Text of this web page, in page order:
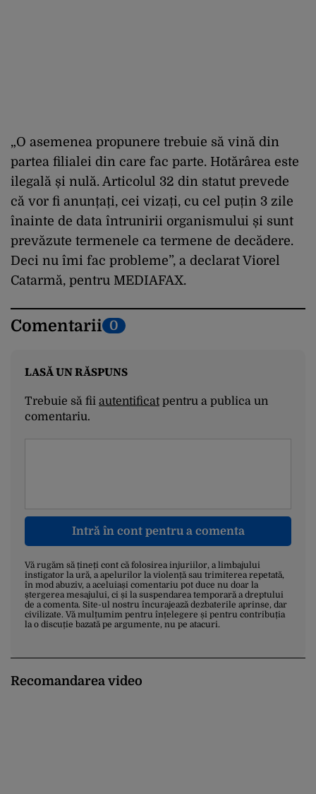
„O asemenea propunere trebuie să vină din
partea filialei din care fac parte. Hotărârea este
ilegală și nulă. Articolul 32 din statut prevede
că vor fi anunțați, cei vizați, cu cel puțin 3 zile
înainte de data întrunirii organismului și sunt
prevăzute termenele ca termene de decădere.
Deci nu îmi fac probleme”, a declarat Viorel
Catarmă, pentru MEDIAFAX.
Comentarii 0
LASĂ UN RĂSPUNS
Trebuie să fii autentificatpentru a publica un
comentariu.
Intră în cont pentru a comenta
Vă rugăm să țineți cont că folosirea injuriilor, a limbajului
instigator la ură, a apelurilor la violență sau trimiterea repetată,
în mod abuziv, a aceluiași comentariu pot duce nu doar la
ștergerea mesajului, ci și la suspendarea temporară a dreptului
de a comenta. Site-ul nostru încurajează dezbaterile aprinse, dar
civilizate. Vă mulțumim pentru înțelegere și pentru contribuția
la o discuție bazată pe argumente, nu pe atacuri.
Recomandarea video